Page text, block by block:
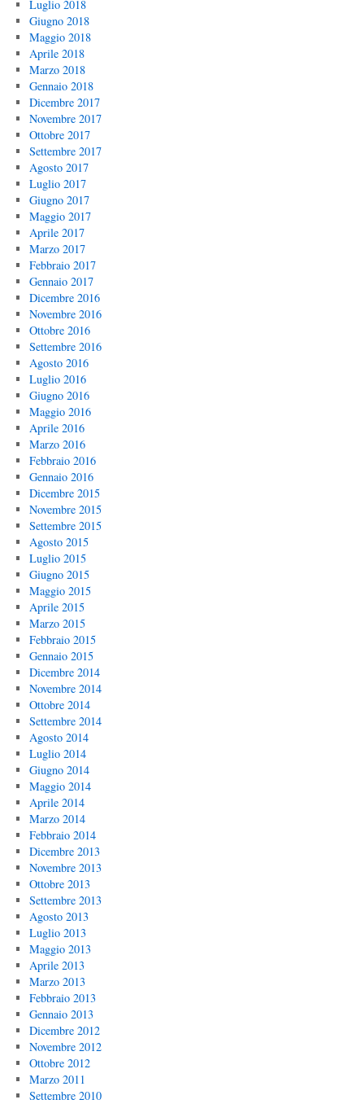
Luglio 2018
Giugno 2018
Maggio 2018
Aprile 2018
Marzo 2018
Gennaio 2018
Dicembre 2017
Novembre 2017
Ottobre 2017
Settembre 2017
Agosto 2017
Luglio 2017
Giugno 2017
Maggio 2017
Aprile 2017
Marzo 2017
Febbraio 2017
Gennaio 2017
Dicembre 2016
Novembre 2016
Ottobre 2016
Settembre 2016
Agosto 2016
Luglio 2016
Giugno 2016
Maggio 2016
Aprile 2016
Marzo 2016
Febbraio 2016
Gennaio 2016
Dicembre 2015
Novembre 2015
Settembre 2015
Agosto 2015
Luglio 2015
Giugno 2015
Maggio 2015
Aprile 2015
Marzo 2015
Febbraio 2015
Gennaio 2015
Dicembre 2014
Novembre 2014
Ottobre 2014
Settembre 2014
Agosto 2014
Luglio 2014
Giugno 2014
Maggio 2014
Aprile 2014
Marzo 2014
Febbraio 2014
Dicembre 2013
Novembre 2013
Ottobre 2013
Settembre 2013
Agosto 2013
Luglio 2013
Maggio 2013
Aprile 2013
Marzo 2013
Febbraio 2013
Gennaio 2013
Dicembre 2012
Novembre 2012
Ottobre 2012
Marzo 2011
Settembre 2010